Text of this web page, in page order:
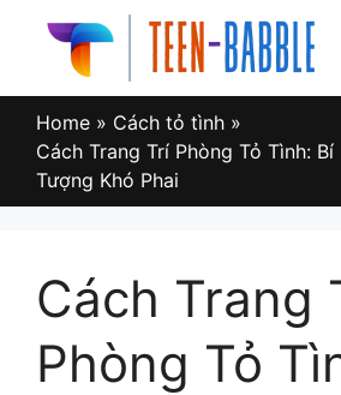
Home » Cách tỏ tình »
Cách Trang Trí Phòng Tỏ Tình:
Tượng Khó Phai
Cách Trang
Phòng Tỏ